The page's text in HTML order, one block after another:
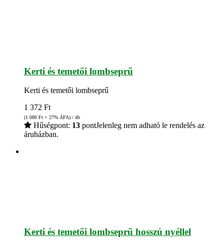
Kerti és temetői lombseprű
Kerti és temetői lombseprű
1 372 Ft
(1 080 Ft + 27% ÁFA) / db
Hűségpont: 13 pontJelenleg nem adható le rendelés az
áruházban.
Kerti és temetői lombseprű hosszú nyéllel